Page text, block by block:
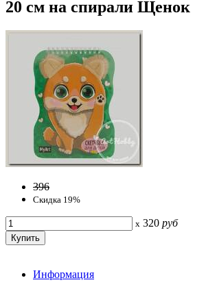
20 см на спирали Щенок
396
Скидка 19%
x 320 руб
Информация